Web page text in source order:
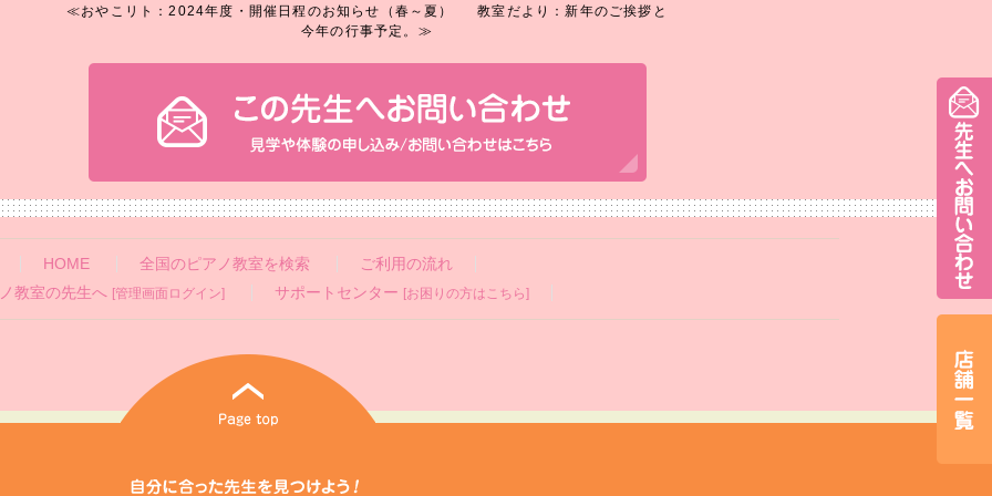
≪おやこリト：2024年度・開催日程のお知らせ（春～夏）
教室だより：新年のご挨拶と
今年の行事予定。≫
HOME 全国のピアノ教室を検索
ご利用の流れ
教室の先生へ [管理画面ログイン] サポートセンター [お困りの方はこちら]